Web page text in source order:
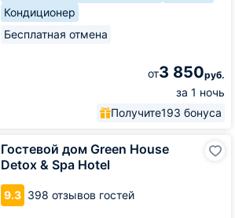
Кондиционер
Бесплатная отмена
от3 850руб.
за 1 ночь
Получите193 бонуса
Гостевой дом Green House
Detox & Spa Hotel
9.3 398 отзывов гостей